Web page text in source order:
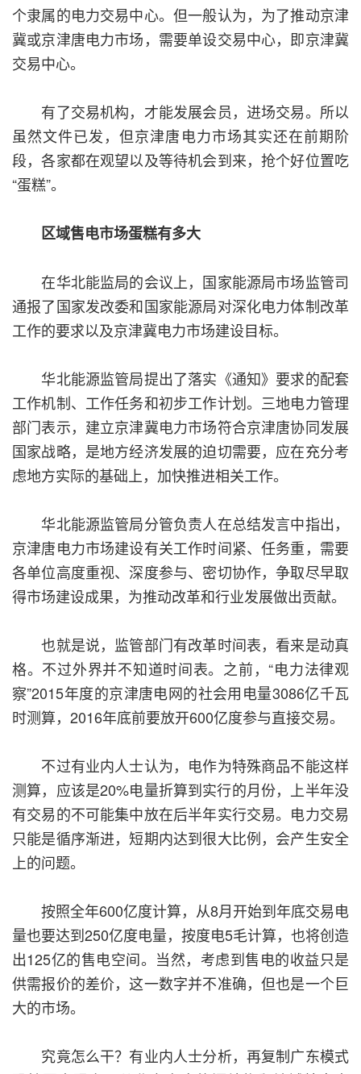
个隶属的电力交易中心。但一般认为，为了推动京津
冀或京津唐电力市场，需要单设交易中心，即京津冀
交易中心。
有了交易机构，才能发展会员，进场交易。所以
虽然文件已发，但京津唐电力市场其实还在前期阶
段，各家都在观望以及等待机会到来，抢个好位置吃
“蛋糕”。
区域售电市场蛋糕有多大
在华北能监局的会议上，国家能源局市场监管司
通报了国家发改委和国家能源局对深化电力体制改革
工作的要求以及京津冀电力市场建设目标。
华北能源监管局提出了落实《通知》要求的配套
工作机制、工作任务和初步工作计划。三地电力管理
部门表示，建立京津冀电力市场符合京津唐协同发展
国家战略，是地方经济发展的迫切需要，应在充分考
虑地方实际的基础上，加快推进相关工作。
华北能源监管局分管负责人在总结发言中指出，
京津唐电力市场建设有关工作时间紧、任务重，需要
各单位高度重视、深度参与、密切协作，争取尽早取
得市场建设成果，为推动改革和行业发展做出贡献。
也就是说，监管部门有改革时间表，看来是动真
格。不过外界并不知道时间表。之前，“电力法律观
察”2015年度的京津唐电网的社会用电量3086亿千瓦
时测算，2016年底前要放开600亿度参与直接交易。
不过有业内人士认为，电作为特殊商品不能这样
测算，应该是20%电量折算到实行的月份，上半年没
有交易的不可能集中放在后半年实行交易。电力交易
只能是循序渐进，短期内达到很大比例，会产生安全
上的问题。
按照全年600亿度计算，从8月开始到年底交易电
量也要达到250亿度电量，按度电5毛计算，也将创造
出125亿的售电空间。当然，考虑到售电的收益只是
供需报价的差价，这一数字并不准确，但也是一个巨
大的市场。
究竟怎么干？有业内人士分析，再复制广东模式